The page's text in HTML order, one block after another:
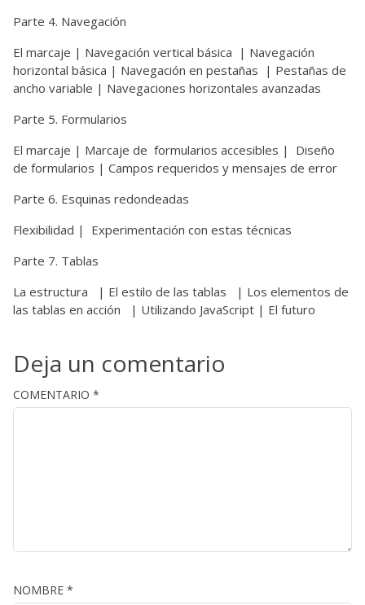
Parte 4. Navegación
El marcaje | Navegación vertical básica | Navegación
horizontal básica | Navegación en pestañas | Pestañas de
ancho variable | Navegaciones horizontales avanzadas
Parte 5. Formularios
El marcaje | Marcaje de formularios accesibles | Diseño
de formularios | Campos requeridos y mensajes de error
Parte 6. Esquinas redondeadas
Flexibilidad | Experimentación con estas técnicas
Parte 7. Tablas
La estructura | El estilo de las tablas | Los elementos de
las tablas en acción | Utilizando JavaScript | El futuro
Deja un comentario
COMENTARIO *
NOMBRE *